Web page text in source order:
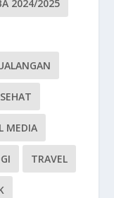
2024/2025
SEHAT
MEDIA
TRAVEL